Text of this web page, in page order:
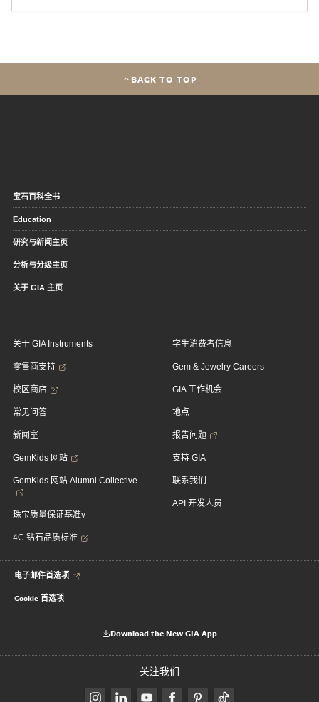
BACK TO TOP
宝石百科全书
Education
研究与新闻主页
分析与分级主页
关于 GIA 主页
关于 GIA Instruments
零售商支持
校区商店
常见问答
新闻室
GemKids 网站
GemKids 网站 Alumni Collective
珠宝质量保证基准v
4C 钻石品质标准
学生消费者信息
Gem & Jewelry Careers
GIA 工作机会
地点
报告问题
支持 GIA
联系我们
API 开发人员
电子邮件首选项
Cookie 首选项
Download the New GIA App
关注我们